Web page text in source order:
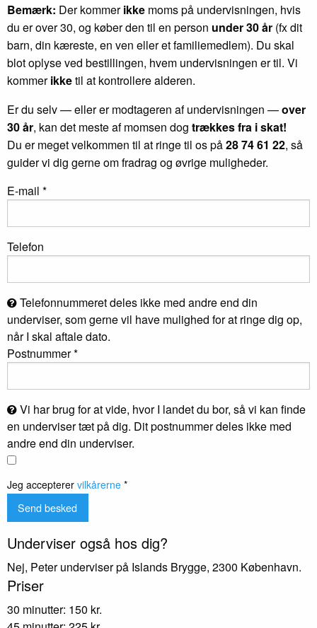
Bemærk: Der kommerikke moms på undervisningen, hvis
du er over 30, og køber den til en person under 30 år (fx dit
barn, din kæreste, en ven eller et familiemedlem). Du skal
blot oplyse ved bestillingen, hvem undervisningen er til. Vi
kommerikketil at kontrollere alderen.
Er du selv — eller er modtageren af undervisningen —over
30 år, kan det meste af momsen dog trækkes fra i skat!
Du er meget velkommen til at ringe til os på28 74 61 22, så
guider vi dig gerne om fradrag og øvrige muligheder.
E-mail *
Telefon
Telefonnummeret deles ikke med andre end din
underviser, som gerne vil have mulighed for at ringe dig op,
når I skal aftale dato.
Postnummer *
Vi har brug for at vide, hvor I landet du bor, så vi kan finde
en underviser tæt på dig. Dit postnummer deles ikke med
andre end din underviser.
Jeg accepterer vilkårerne *
Underviser også hos dig?
Nej, Peter underviser på Islands Brygge, 2300 København.
Priser
30 minutter: 150 kr.